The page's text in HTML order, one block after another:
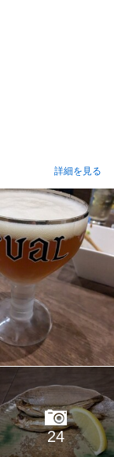
詳細を見る
24